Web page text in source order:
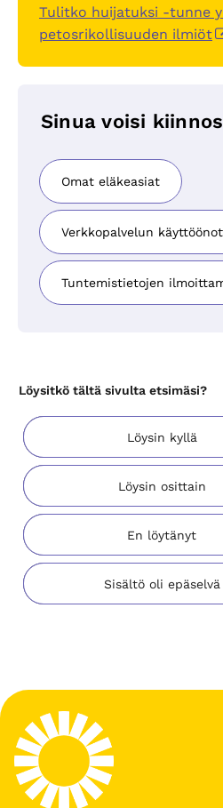
Tulitko huijatuksi -tunne
petosrikollisuuden ilmiöt
Sinua voisi
Omat eläkeasiat
Verkkopalvelun
Tuntemistietojen
Löysitkö tältä sivulta etsimäsi?
Löysin kyllä
Löysin osittain
En löytänyt
Sisältö oli epäselvä